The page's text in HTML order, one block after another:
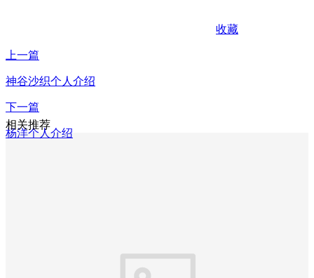
收藏
上一篇
神谷沙织个人介绍
下一篇
杨洋个人介绍
相关推荐